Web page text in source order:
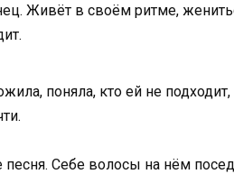
Живёт в своём ритме,
поняла, кто ей не
Себе волосы на нём